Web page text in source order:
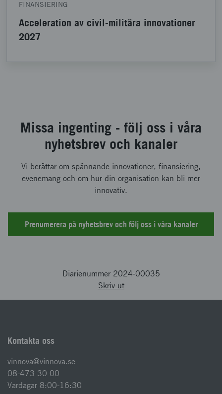
FINANSIERING
Acceleration av civil-militära innovationer
2027
Missa ingenting - följ oss i våra
nyhetsbrev och kanaler
Vi berättar om spännande innovationer, finansiering,
evenemang och om hur din organisation kan bli mer
innovativ.
Prenumerera på nyhetsbrev och följ oss i våra kanaler
Diarienummer 2024-00035
Skriv ut
Kontakta oss
vinnova@vinnova.se
08-473 30 00
Vardagar 8:00-16:30